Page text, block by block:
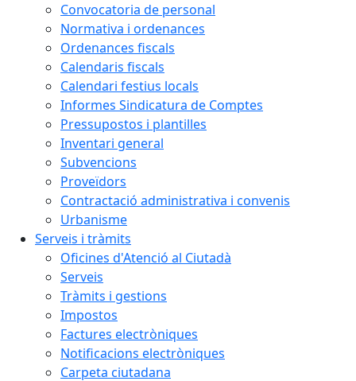
Convocatoria de personal
Normativa i ordenances
Ordenances fiscals
Calendaris fiscals
Calendari festius locals
Informes Sindicatura de Comptes
Pressupostos i plantilles
Inventari general
Subvencions
Proveïdors
Contractació administrativa i convenis
Urbanisme
Serveis i tràmits
Oficines d'Atenció al Ciutadà
Serveis
Tràmits i gestions
Impostos
Factures electròniques
Notificacions electròniques
Carpeta ciutadana